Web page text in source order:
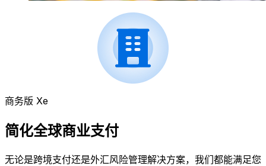
商务版 Xe
简化全球商业支付
无论是跨境支付还是外汇风险管理解决方案，我们都能满足您